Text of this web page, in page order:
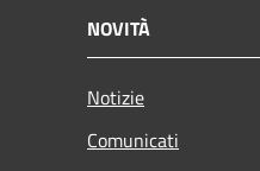
NOVITÀ
Notizie
Comunicati